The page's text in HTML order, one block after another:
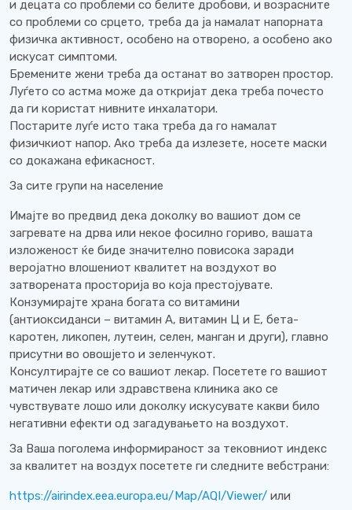
и децата со проблеми со белите дробови, и возрасните
со проблеми со срцето, треба да ја намалат напорната
физичка активност, особено на отворено, а особено ако
искусат симптоми.
Бремените жени треба да останат во затворен простор.
Луѓето со астма може да откријат дека треба почесто
да ги користат нивните инхалатори.
Постарите луѓе исто така треба да го намалат
физичкиот напор. Ако треба да излезете, носете маски
со докажана ефикасност.
За сите групи на население
Имајте во предвид дека доколку во вашиот дом се
загревате на дрва или некое фосилно гориво, вашата
изложеност ќе биде значително повисока заради
веројатно влошениот квалитет на воздухот во
затворената просторија во која престојувате.
Конзумирајте храна богата со витамини
(антиоксиданси – витамин А, витамин Ц и Е, бета-
каротен, ликопен, лутеин, селен, манган и други), главно
присутни во овошјето и зеленчукот.
Консултирајте се со вашиот лекар. Посетете го вашиот
матичен лекар или здравствена клиника ако се
чувствувате лошо или доколку искусувате какви било
негативни ефекти од загадувањето на воздухот.
За Ваша поголема информираност за тековниот индекс
за квалитет на воздух посетете ги следните вебстрани:
https://airindex.eea.europa.eu/Map/AQI/Viewer/ или